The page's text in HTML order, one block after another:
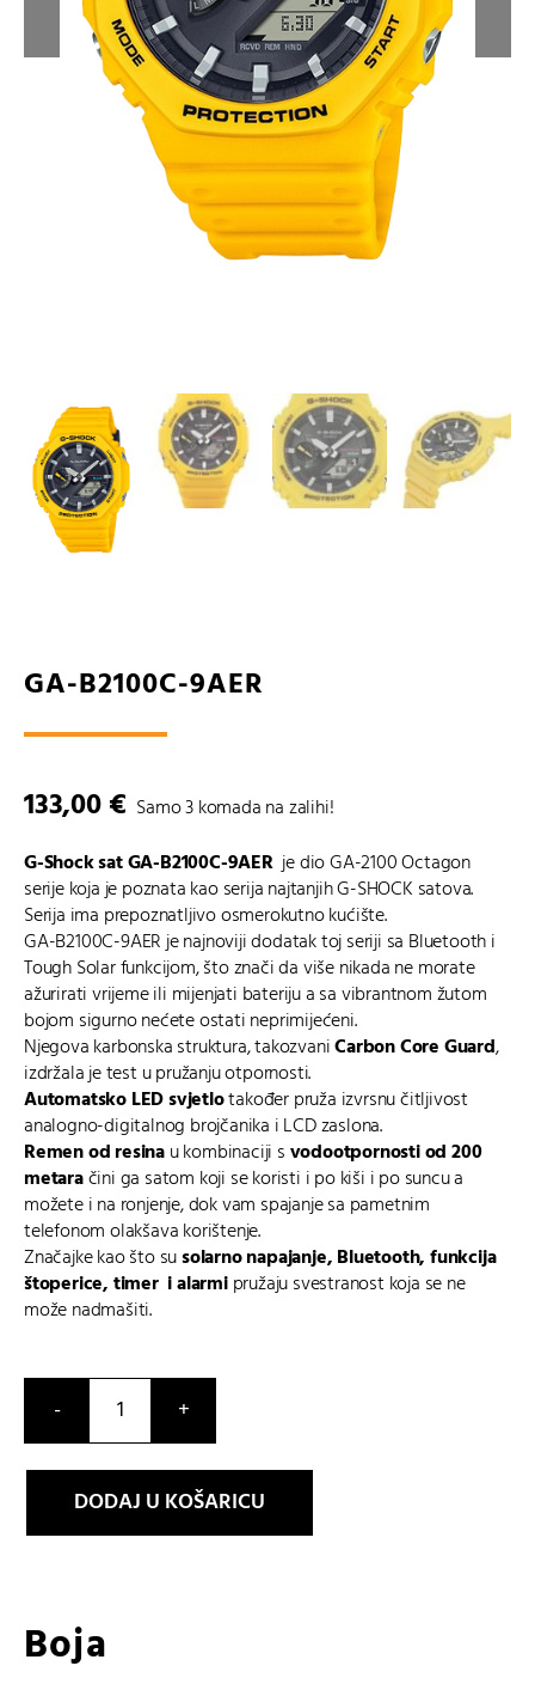
GA-B2100C-9AER
133,00€ Samo 3 komada na zalihi!
G-Shock sat GA-B2100C-9AERje dio GA-2100 Octagon
serije koja je poznata kao serija najtanjih G-SHOCK satova.
Serija ima prepoznatljivo osmerokutno kućište.
GA-B2100C-9AER je najnoviji dodatak toj seriji sa Bluetooth i
Tough Solar funkcijom, što znači da više nikada ne morate
ažurirati vrijeme ili mijenjati bateriju a sa vibrantnom žutom
bojom sigurno nećete ostati neprimijećeni.
Njegova karbonska struktura, takozvaniCarbon Core Guard,
izdržala je test u pružanju otpornosti.
Automatsko LED svjetlotakođer pruža izvrsnu čitljivost
analogno-digitalnog brojčanika i LCD zaslona.
Remen od resinau kombinaciji svodootpornosti od 200
metaračini ga satom koji se koristi i po kiši i po suncu a
možete i na ronjenje, dok vam spajanje sa pametnim
telefonom olakšava korištenje.
Značajke kao što susolarno napajanje, Bluetooth, funkcija
štoperice, timer i alarmipružaju svestranost koja se ne
može nadmašiti.
GA-
B2100C-
9AER
količina
DODAJ U KOŠARICU
Boja